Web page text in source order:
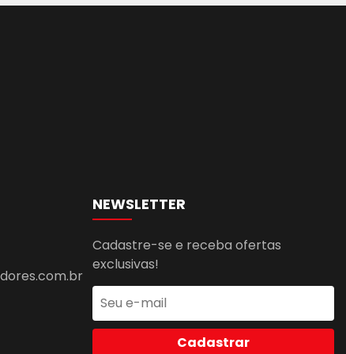
NEWSLETTER
Cadastre-se e receba ofertas
exclusivas!
Cadastrar